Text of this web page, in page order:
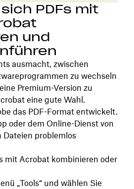
PDFs mit
und
ausmacht, zwischen
zu wechseln
Premium-Version zu
eine gute Wahl.
das PDF-Format entwickelt.
oder dem Online-Dienst von
Dateien problemlos
mit Acrobat kombinieren oder
„Tools“ und wählen Sie